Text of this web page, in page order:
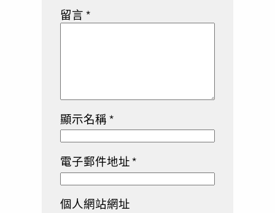
留言*
顯示名稱*
電子郵件地址*
個人網站網址